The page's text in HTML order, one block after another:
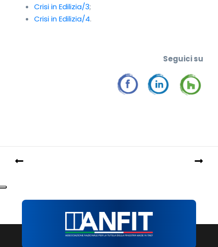
Crisi in Edilizia/3;
Crisi in Edilizia/4.
Seguici su